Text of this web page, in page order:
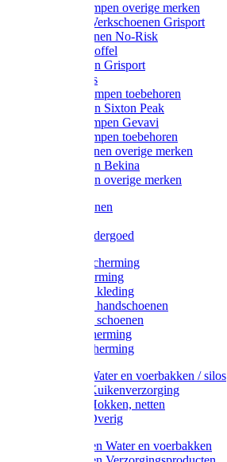
Schoenklompen overige merken
Wandel-/ Werkschoenen Grisport
Werkschoenen No-Risk
Klomppantoffel
Werklaarzen Grisport
Accessoires
Houten klompen toebehoren
Werklaarzen Sixton Peak
Schoenklompen Gevavi
Schoenklompen toebehoren
Werkschoenen overige merken
Werklaarzen Bekina
Werklaarzen overige merken
Handschoenen
Thermo ondergoed
Gehoorbescherming
Oogbescherming
Disposable kleding
Disposable handschoenen
Disposable schoenen
Mondbescherming
Hoofdbescherming
Pluimvee Water en voerbakken / silos
Pluimvee Kuikenverzorging
Pluimvee Hokken, netten
Pluimvee Overig
Knaagdieren Water en voerbakken